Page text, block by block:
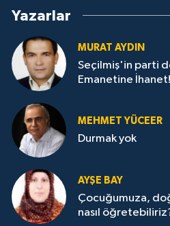
Yazarlar
MURAT AYDIN
Seçilmiş'in parti
Emanetine İhanet!
MEHMET YÜCEER
Durmak yok
AYŞE BAY
Çocuğumuza,
nasıl